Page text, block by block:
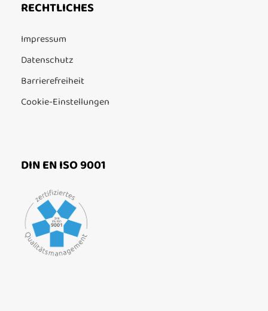
RECHTLICHES
Impressum
Datenschutz
Barrierefreiheit
Cookie-Einstellungen
DIN EN ISO 9001